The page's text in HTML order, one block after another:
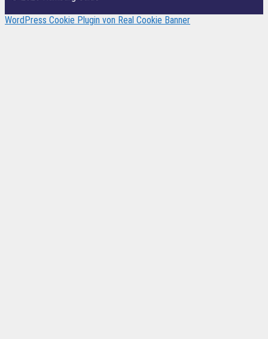
WordPress Cookie Plugin von Real Cookie Banner